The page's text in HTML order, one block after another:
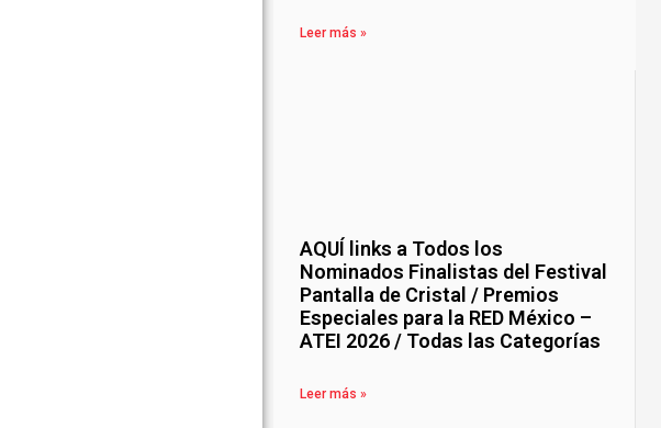
Leer más »
AQUÍ links a Todos los
Nominados Finalistas del Festival
Pantalla de Cristal / Premios
Especiales para la RED México –
ATEI 2026 / Todas las Categorías
Leer más »